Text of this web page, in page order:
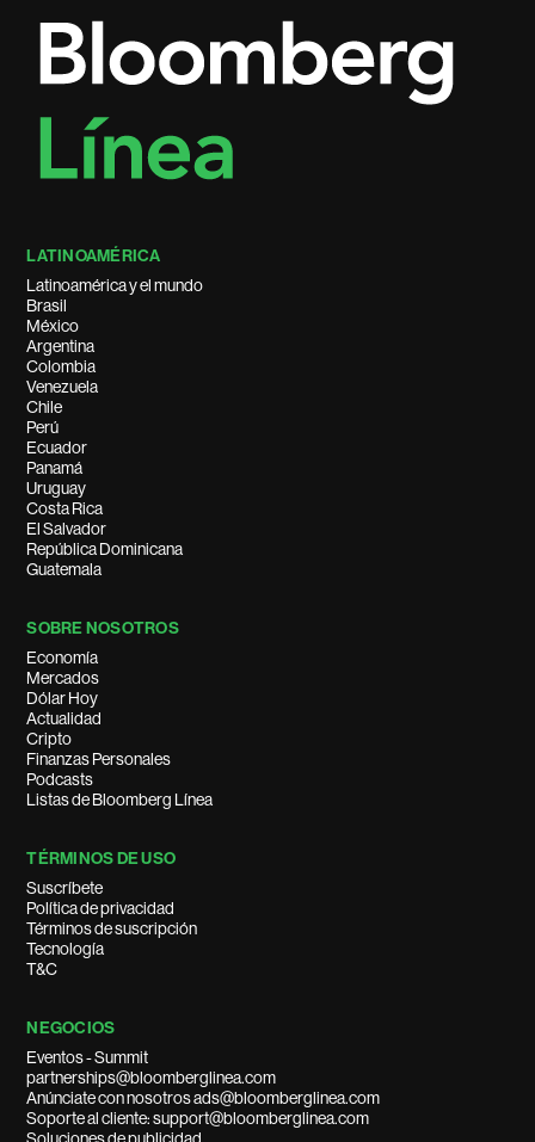
LATINOAMÉRICA
Latinoamérica y el mundo
Brasil
México
Argentina
Colombia
Venezuela
Chile
Perú
Ecuador
Panamá
Uruguay
Costa Rica
El Salvador
República Dominicana
Guatemala
SOBRE NOSOTROS
Economía
Mercados
Dólar Hoy
Actualidad
Cripto
Finanzas Personales
Podcasts
Listas de Bloomberg Línea
TÉRMINOS DE USO
Suscríbete
Política de privacidad
Términos de suscripción
Tecnología
T&C
NEGOCIOS
Eventos - Summit
partnerships@bloomberglinea.com
Anúnciate con nosotros ads@bloomberglinea.com
Soporte al cliente: support@bloomberglinea.com